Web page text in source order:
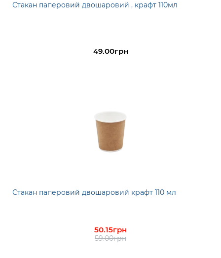
Стакан паперовий двошаровий , крафт 110мл
49.00грн
Стакан паперовий двошаровий крафт 110 мл
50.15грн
59.00грн